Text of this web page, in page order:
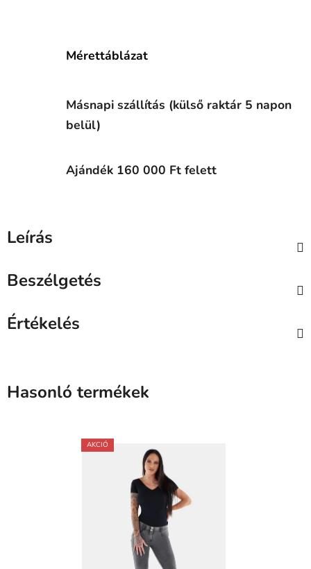
Mérettáblázat
Másnapi szállítás (külső raktár 5 napon
belül)
Ajándék 160 000 Ft felett
Leírás
Beszélgetés
Értékelés
Hasonló termékek
AKCIÓ